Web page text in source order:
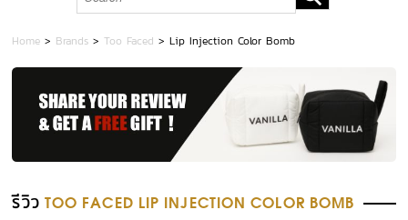
Home > Brands >Too Faced >Lip Injection Color Bomb
รีวิว TOO FACED LIP INJECTION COLOR BOMB